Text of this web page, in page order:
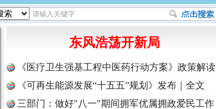
东风浩荡开新局
《医疗卫生强基工程中医药行动方案》政策解读
《可再生能源发展“十五五”规划》发布｜全文
三部门：做好"八一"期间拥军优属拥政爱民工作